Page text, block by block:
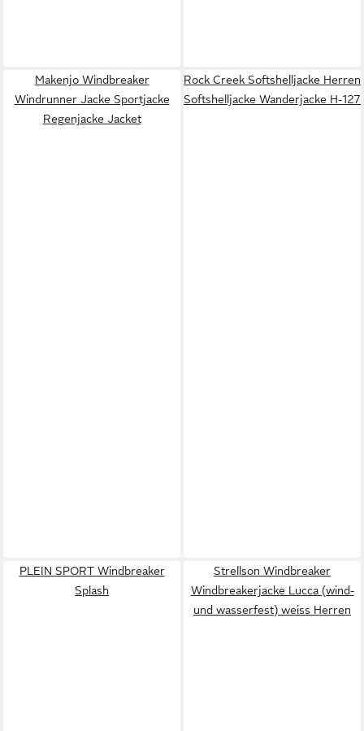
Makenjo Windbreaker
Windrunner Jacke Sportjacke
Regenjacke Jacket
Rock Creek Softshelljacke Herren
Softshelljacke Wanderjacke H-127
PLEIN SPORT Windbreaker
Splash
Strellson Windbreaker
Windbreakerjacke Lucca (wind-
und wasserfest) weiss Herren